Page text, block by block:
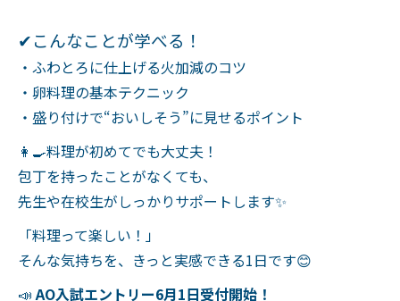
✔こんなことが学べる！
・ふわとろに仕上げる火加減のコツ
・卵料理の基本テクニック
・盛り付けで“おいしそう”に見せるポイント
👩‍🍳料理が初めてでも大丈夫！
包丁を持ったことがなくても、
先生や在校生がしっかりサポートします✨
「料理って楽しい！」
そんな気持ちを、きっと実感できる1日です😊
📣AO入試エントリー6月1日受付開始！